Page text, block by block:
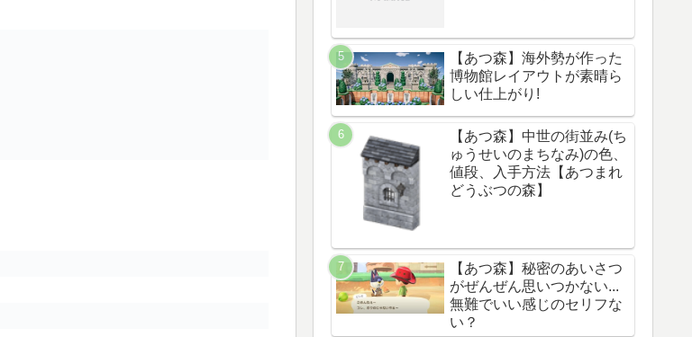
【あつ森】海外勢が作った
博物館レイアウトが素晴ら
しい仕上がり!
【あつ森】中世の街並み(ち
ゅうせいのまちなみ)の色、
値段、入手方法【あつまれ
どうぶつの森】
【あつ森】秘密のあいさつ
がぜんぜん思いつかない...
無難でいい感じのセリフな
い？